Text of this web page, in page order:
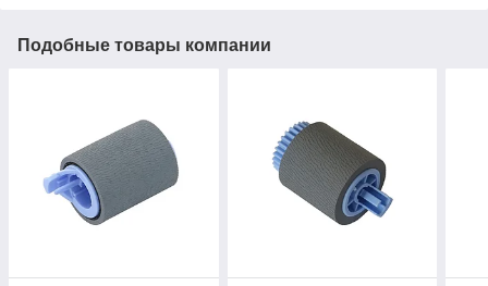
Подобные товары компании